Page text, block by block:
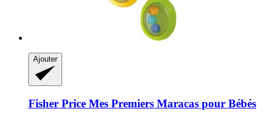
Ajouter
Fisher Price Mes Premiers Maracas pour Bébés